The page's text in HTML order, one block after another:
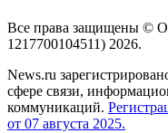
Все права защищены
1217700104511) 2026.
News.ru
сфере связи,
коммуникаций.
от 07 августа 2025.